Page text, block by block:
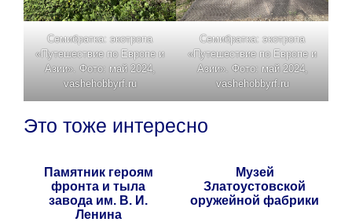
Семибратка: экотропа
«Путешествие по Европе и
Азии». Фото: май 2024,
vashehobbyrf.ru
Семибратка: экотропа
«Путешествие по Европе и
Азии». Фото: май 2024,
vashehobbyrf.ru
Это тоже интересно
Памятник героям
фронта и тыла
завода им. В. И.
Ленина
Музей
Златоустовской
оружейной фабрики